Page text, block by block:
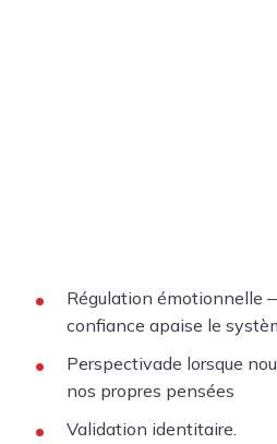
Régulation émotionnelle
confiance apaise le
Perspectivade lorsque
nos propres pensées
Validation identitaire.